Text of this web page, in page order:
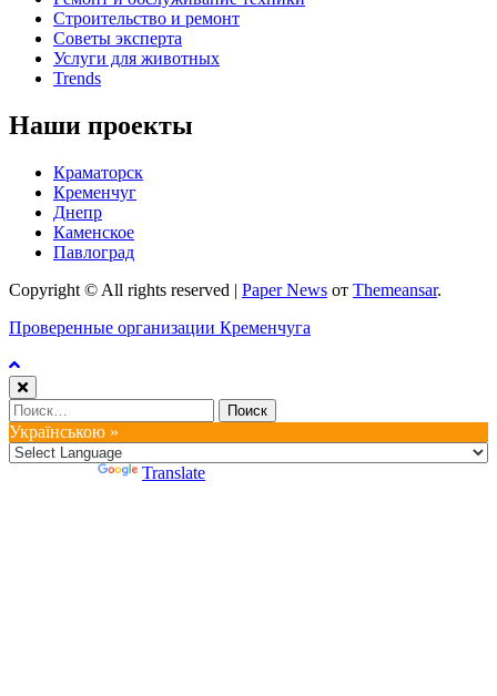
Строительство и ремонт
Советы эксперта
Услуги для животных
Trends
Наши проекты
Краматорск
Кременчуг
Днепр
Каменское
Павлоград
Copyright © All rights reserved | Paper News от Themeansar.
Проверенные организации Кременчуга
Найти:
Українською »
Translate